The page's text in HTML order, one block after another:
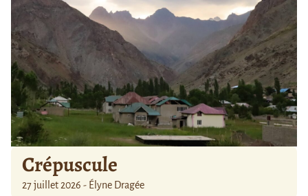
Crépuscule
27 juillet 2026 - Élyne Dragée